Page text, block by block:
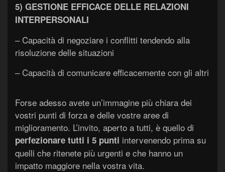
5) GESTIONE EFFICACE DELLE RELAZIONI
INTERPERSONALI
– Capacità di negoziare i conflitti tendendo alla
risoluzione delle situazioni
– Capacità di comunicare efficacemente con gli altri
Forse adesso avete un’immagine più chiara dei
vostri punti di forza e delle vostre aree di
miglioramento. L’invito, aperto a tutti, è quello di
perfezionare tutti i 5 punti intervenendo prima su
quelli che ritenete più urgenti e che hanno un
impatto maggiore nella vostra vita.